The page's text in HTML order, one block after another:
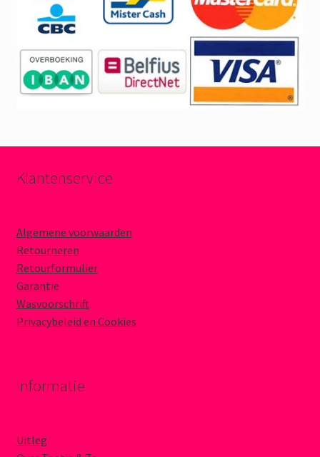
Klantenservice
Algemene voorwaarden
Retourneren
Retourformulier
Garantie
Wasvoorschrift
Privacybeleid en Cookies
Informatie
Uitleg